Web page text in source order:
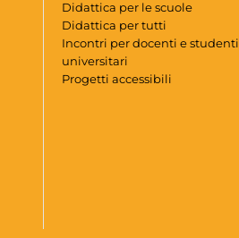
Didattica per le scuole
Didattica per tutti
Incontri per docenti e studenti
universitari
Progetti accessibili